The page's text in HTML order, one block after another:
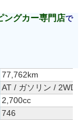
77,762km
AT / ガソリン / 2WD
2,700cc
746
ングカー専門店で